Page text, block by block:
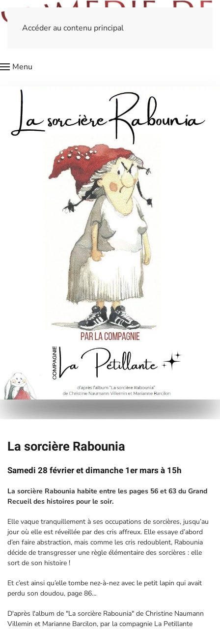
Accéder au contenu principal
Menu
La sorcière Rabounia
Samedi 28 février et dimanche 1er mars à 15h
La sorcière Rabounia habite entre les pages 56 et 63 du Grand
Recueil des histoires pour le soir.
Elle vaque tranquillement à ses occupations de sorcières, jusqu’au
jour où elle est réveillée par des cris affreux. Elle essaye d’abord
d’en faire abstraction, mais comme les cris redoublent, Rabounia
décide de transgresser une règle élémentaire des sorcières : elle
sort de son histoire !
Et c’est ainsi qu’elle tombe nez-à-nez avec le petit lapin qui avait
perdu son doudou, page 86…
D'après l'album de "La sorcière Rabounia" de Christine Naumann
Villemin et Marianne Barcilon, par la compagnie La Petillante